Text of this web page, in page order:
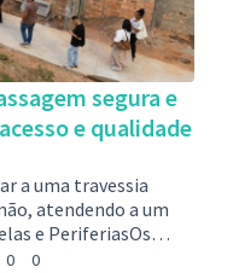
segura e
e qualidade
a uma travessia
atendendo a um
e PeriferiasOs
com
0 0